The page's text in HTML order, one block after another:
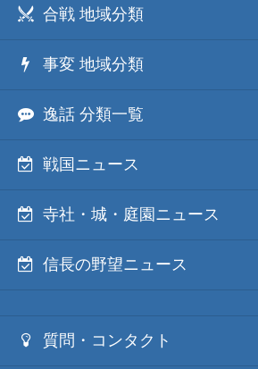
合戦 地域分類
事変 地域分類
逸話 分類一覧
戦国ニュース
寺社・城・庭園ニュース
信長の野望ニュース
質問・コンタクト